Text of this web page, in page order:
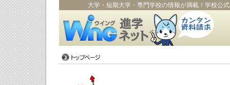
大学・短期大学・専門学校の情報が満載！学校公